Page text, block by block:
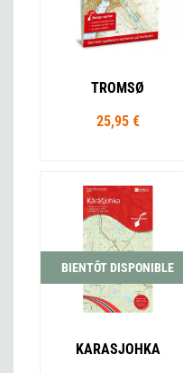
TROMSØ
25,95 €
BIENTÔT DISPONIBLE
KARASJOHKA